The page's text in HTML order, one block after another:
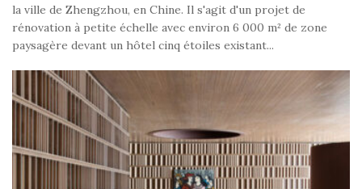
la ville de Zhengzhou, en Chine. Il s'agit d'un projet de
rénovation à petite échelle avec environ 6 000 m² de zone
paysagère devant un hôtel cinq étoiles existant...